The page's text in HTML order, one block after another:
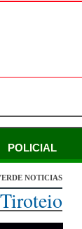
POLICIAL
NOTICIAS